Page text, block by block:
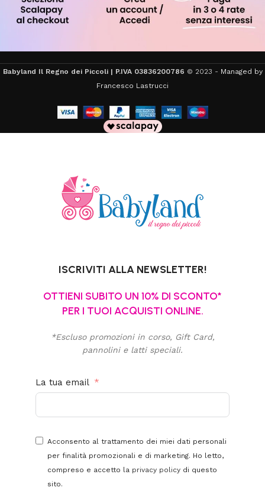
Babyland Il Regno dei Piccoli | P.IVA 03836200786 © 2023 - Managed by
Francesco Lastrucci
ISCRIVITI ALLA NEWSLETTER!
OTTIENI SUBITO UN 10% DI SCONTO*
PER I TUOI ACQUISTI ONLINE.
*Escluso promozioni in corso, Gift Card,
pannolini e latti speciali.
La tua email
Acconsento al trattamento dei miei dati personali
per finalità promozionali e di marketing. Ho letto,
compreso e accetto la privacy policy di questo
sito.